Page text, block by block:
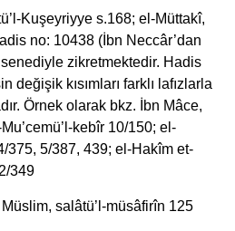
Kuşeyriyye s.168; el-Müttakî,
no: 10438 (İbn Neccâr’dan
zikretmektedir. Hadis
değişik kısımları farklı lafızlarla
Örnek olarak bkz. İbn Mâce,
kebîr 10/150; el-
375, 5/387, 439; el-Hakîm et-
349
salâtü’l-müsâfirîn 125